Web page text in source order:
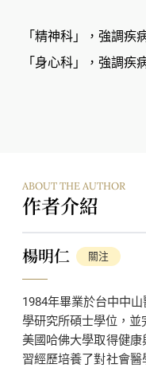
「精神科」，強調疾
「身心科」，強調疾
治療「身心症」的
制，更是潛意識的顯
意識中的創傷經驗連
《人醫
成為身心科
技術，推陳出新、發
的健康並非孤立存在
ABOUT THE AUTHOR
作者介紹
楊明仁 關注
1984年畢業於台中中
學研究所碩士學位，並
美國哈佛大學取得健
習經歷培養了對社會